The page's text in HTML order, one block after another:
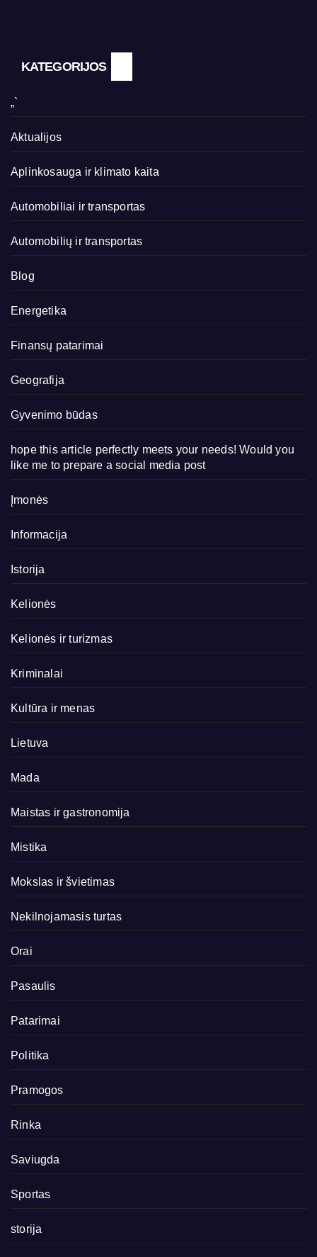
KATEGORIJOS
„`
Aktualijos
Aplinkosauga ir klimato kaita
Automobiliai ir transportas
Automobilių ir transportas
Blog
Energetika
Finansų patarimai
Geografija
Gyvenimo būdas
hope this article perfectly meets your needs! Would you
like me to prepare a social media post
Įmonės
Informacija
Istorija
Kelionės
Kelionės ir turizmas
Kriminalai
Kultūra ir menas
Lietuva
Mada
Maistas ir gastronomija
Mistika
Mokslas ir švietimas
Nekilnojamasis turtas
Orai
Pasaulis
Patarimai
Politika
Pramogos
Rinka
Saviugda
Sportas
storija